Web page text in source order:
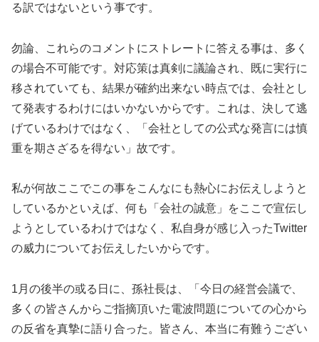
る訳ではないという事です。
勿論、これらのコメントにストレートに答える事は、多く
の場合不可能です。対応策は真剣に議論され、既に実行に
移されていても、結果が確約出来ない時点では、会社とし
て発表するわけにはいかないからです。これは、決して逃
げているわけではなく、「会社としての公式な発言には慎
重を期さざるを得ない」故です。
私が何故ここでこの事をこんなにも熱心にお伝えしようと
しているかといえば、何も「会社の誠意」をここで宣伝し
ようとしているわけではなく、私自身が感じ入ったTwitter
の威力についてお伝えしたいからです。
1月の後半の或る日に、孫社長は、「今日の経営会議で、
多くの皆さんからご指摘頂いた電波問題についての心から
の反省を真摯に語り合った。皆さん、本当に有難うござい